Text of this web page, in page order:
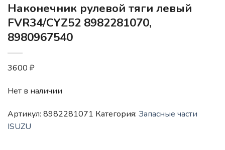
Наконечник рулевой тяги левый
FVR34/CYZ52 8982281070,
8980967540
3600 ₽
Нет в наличии
Артикул: 8982281071 Категория: Запасные части
ISUZU